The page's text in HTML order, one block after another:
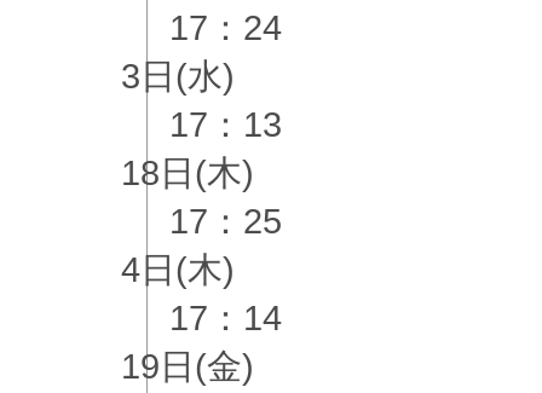
17：24
3日(水)
17：13
18日(木)
17：25
4日(木)
17：14
19日(金)